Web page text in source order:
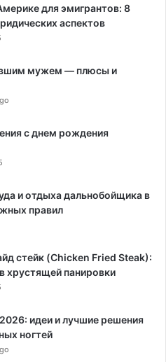
для эмигрантов: 8
аспектов
мужем — плюсы и
с днем рождения
и отдыха дальнобойщика в
правил
стейк (Chicken Fried Steak):
хрустящей панировки
идеи и лучшие решения
ногтей